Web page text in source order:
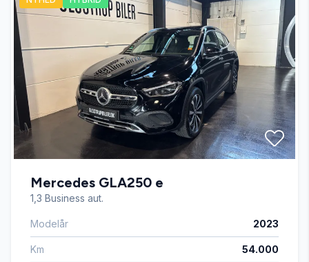
Startspærre
Stofsæder
Sædevarme
USB tilslutning
Mercedes GLA250 e
1,3 Business aut.
Modelår 2023
Km 54.000